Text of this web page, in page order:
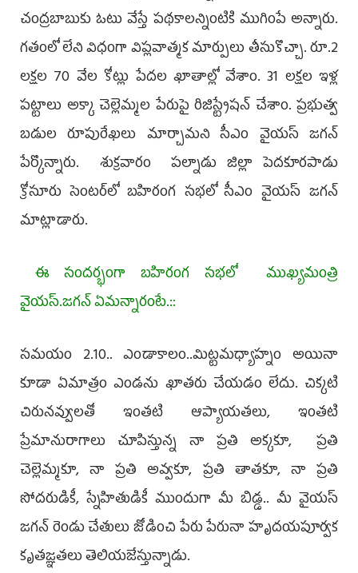
చంద్రబాబుకు ఓటు వేస్తే పథకాలన్నింటికి ముగింపే అన్నారు.
గతంలో లేని విధంగా విప్లవాత్మక మార్పులు తీసుకొచ్చా. రూ.2
లక్షల 70 వేల కోట్లు పేదల ఖాతాల్లో వేశాం. 31 లక్షల ఇళ్ల
పట్టాలు అక్కా చెల్లెమ్మల పేరుపై రిజిస్ట్రేషన్‌ చేశాం. ప్రభుత్వ
బడుల రూపురేఖలు మార్చామ‌ని సీఎం వైయ‌స్ జగన్‌
పేర్కొన్నారు. శుక్రవారం పల్నాడు జిల్లా పెదకూరపాడు
క్రోసూరు సెంటర్‌లో బహిరంగ సభలో సీఎం వైయ‌స్ జ‌గ‌న్
మాట్లాడారు.
ఈ సందర్భంగా బహిరంగ సభలో ముఖ్యమంత్రి
వైయస్.జగన్ ఏమన్నారంటే.::
సమయం 2.10.. ఎండాకాలం..మిట్టమధ్యాహ్నం అయినా
కూడా ఏమాత్రం ఎండను ఖాతరు చేయడం లేదు. చిక్కటి
చిరునవ్వులతో ఇంతటి ఆప్యాయతలు, ఇంతటి
ప్రేమానురాగాలు చూపిస్తున్న నా ప్రతి అక్కకూ, ప్రతి
చెల్లెమ్మకూ, నా ప్రతి అవ్వకూ, ప్రతి తాతకూ, నా ప్రతి
సోదరుడికీ, స్నేహితుడికీ ముందుగా మీ బిడ్డ.. మీ వైయ‌స్
జగన్ రెండు చేతులు జోడించి పేరు పేరునా హృదయపూర్వక
కృతజ్ఞతలు తెలియజేస్తున్నాడు.